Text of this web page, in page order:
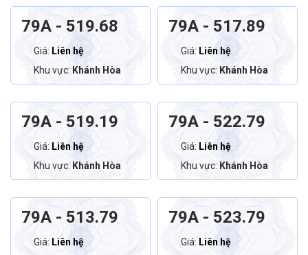
79A - 519.68
Giá: Liên hệ
Khu vực: Khánh Hòa
79A - 517.89
Giá: Liên hệ
Khu vực: Khánh Hòa
79A - 519.19
Giá: Liên hệ
Khu vực: Khánh Hòa
79A - 522.79
Giá: Liên hệ
Khu vực: Khánh Hòa
79A - 513.79
Giá: Liên hệ
79A - 523.79
Giá: Liên hệ